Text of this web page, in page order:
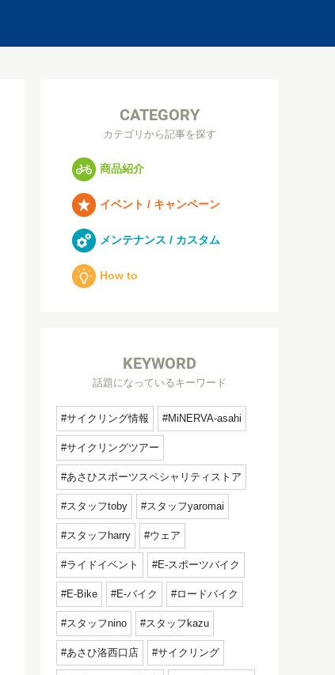
CATEGORY
カテゴリから記事を探す
商品紹介
イベント / キャンペーン
メンテナンス / カスタム
How to
KEYWORD
話題になっているキーワード
サイクリング情報 MiNERVA-asahi
サイクリングツアー
あさひスポーツスペシャリティストア
スタッフtoby スタッフyaromai
スタッフharry ウェア
ライドイベント E-スポーツバイク
E-Bike E-バイク ロードバイク
スタッフnino スタッフkazu
あさひ洛西口店 サイクリング